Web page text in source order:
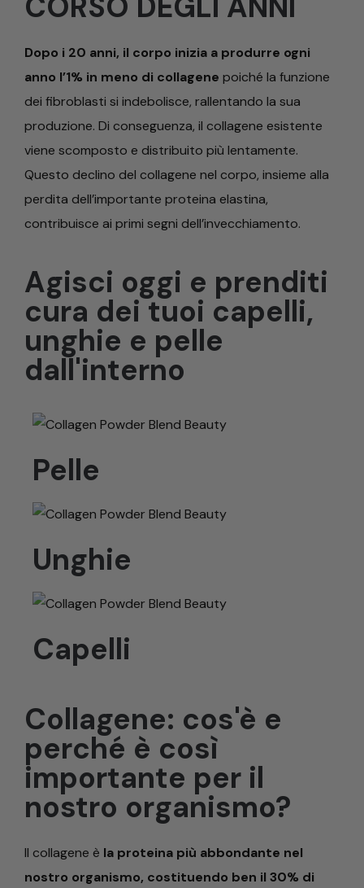
Dopo i 20 anni, il corpo inizia a produrre ogni
anno l’1% in meno di collagene poiché la funzione
dei fibroblasti si indebolisce, rallentando la sua
produzione. Di conseguenza, il collagene esistente
viene scomposto e distribuito più lentamente.
Questo declino del collagene nel corpo, insieme alla
perdita dell’importante proteina elastina,
contribuisce ai primi segni dell’invecchiamento.
Agisci oggi e prenditi
cura dei tuoi capelli,
unghie e pelle
dall'interno
Pelle
Unghie
Capelli
Collagene: cos'è e
perché è così
importante per il
nostro organismo?
Il collagene è la proteina più abbondante nel
nostro organismo, costituendo ben il 30% di